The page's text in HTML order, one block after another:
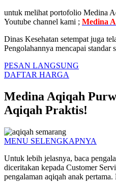
untuk melihat portofolio Medina
Youtube channel kami ; Medina
Dinas Kesehatan setempat juga
Pengolahannya mencapai standar
PESAN LANGSUNG
DAFTAR HARGA
Medina Aqiqah
Aqiqah Praktis!
MENU SELENGKAPNYA
Untuk lebih jelasnya, baca
diceritakan kepada Customer
pengalaman aqiqah anak